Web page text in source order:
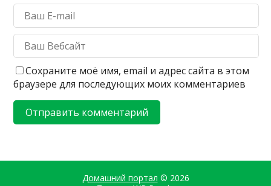
Сохраните моё имя, email и адрес сайта в этом
браузере для последующих моих комментариев
Домашний портал © 2026